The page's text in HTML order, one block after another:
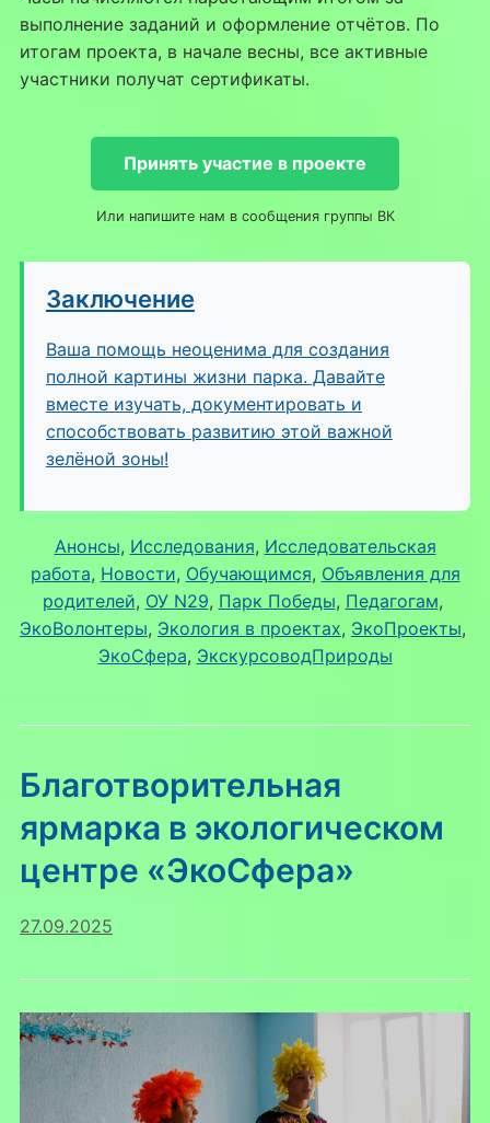
выполнение заданий и оформление отчётов. По
итогам проекта, в начале весны, все активные
участники получат сертификаты.
Принять участие в проекте
Или напишите нам в сообщения группы ВК
Заключение
Ваша помощь неоценима для создания
полной картины жизни парка. Давайте
вместе изучать, документировать и
способствовать развитию этой важной
зелёной зоны!
Анонсы, Исследования, Исследовательская
работа, Новости, Обучающимся, Объявления для
родителей, ОУ N29, Парк Победы, Педагогам
ЭкоВолонтеры, Экология в проектах, ЭкоПроекты
ЭкоСфера, ЭкскурсоводПрироды
Благотворительная
ярмарка в экологическом
центре «ЭкоСфера»
27.09.2025